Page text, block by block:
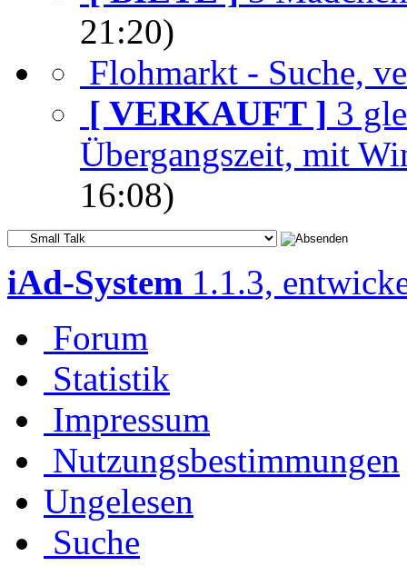
21:20)
Flohmarkt - Suche,
[ VERKAUFT ] 3
Übergangszeit, mit
16:08)
iAd-System 1.1.3,
Forum
Statistik
Impressum
Nutzungsbestimmungen
Ungelesen
Suche